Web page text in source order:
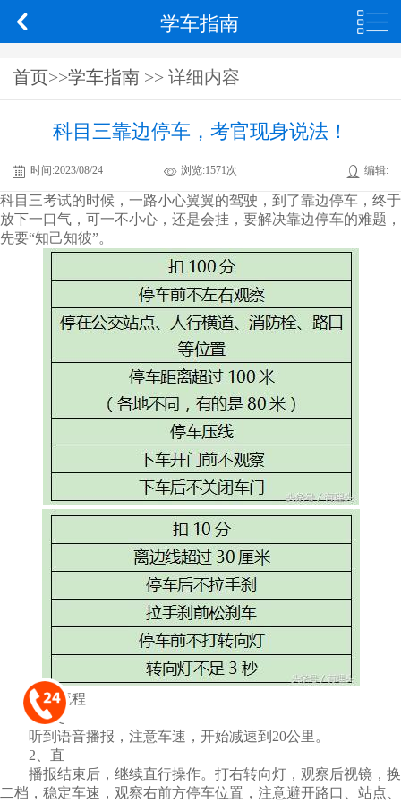
学车指南
首页 >>学车指南 >> 详细内容
科目三靠边停车，考官现身说法！
时间:2023/08/24 浏览:1571次 编辑:
科目三考试的时候，一路小心翼翼的驾驶，到了靠边停车，终于
放下一口气，可一不小心，还是会挂，要解决靠边停车的难题，
先要“知己知彼”。
操作流程
1、慢
听到语音播报，注意车速，开始减速到20公里。
2、直
播报结束后，继续直行操作。打右转向灯，观察后视镜，换
二档，稳定车速，观察右前方停车位置，注意避开路口、站点、